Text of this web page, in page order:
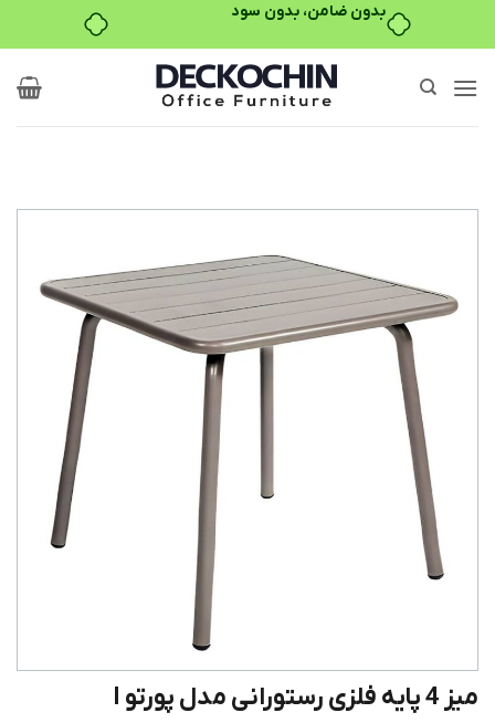
بدون ضامن، بدون سود
میز 4 پایه فلزی رستورانی مدل پورتو I